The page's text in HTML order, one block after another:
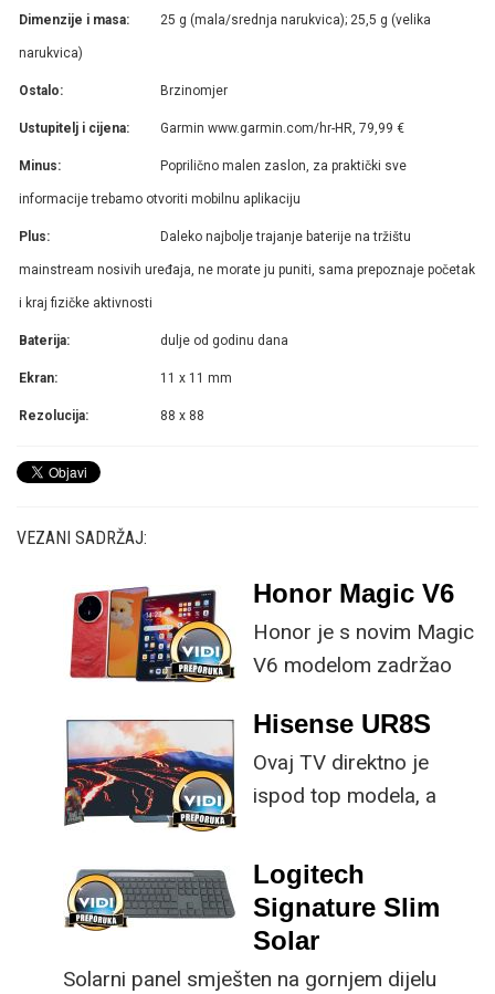
Dimenzije i masa: 25 g (mala/srednja narukvica); 25,5 g (velika
narukvica)
Ostalo: Brzinomjer
Ustupitelj i cijena: Garmin www.garmin.com/hr-HR, 79,99 €
Minus: Poprilično malen zaslon, za praktički sve
informacije trebamo otvoriti mobilnu aplikaciju
Plus: Daleko najbolje trajanje baterije na tržištu
mainstream nosivih uređaja, ne morate ju puniti, sama prepoznaje početak
i kraj fizičke aktivnosti
Baterija: dulje od godinu dana
Ekran: 11 x 11 mm
Rezolucija: 88 x 88
VEZANI SADRŽAJ:
Honor Magic V6
Honor je s novim Magic
V6 modelom zadržao
specifikacije, no
istovremeno
implementirao
ključne svakom
korisniku.
Hisense UR8S
Ovaj TV direktno je
ispod top modela, a
male ustupke možete
osjetno uštedjeti pri
kupnji.
Logitech
Signature Slim
Solar
Solarni panel smješten na gornjem dijelu